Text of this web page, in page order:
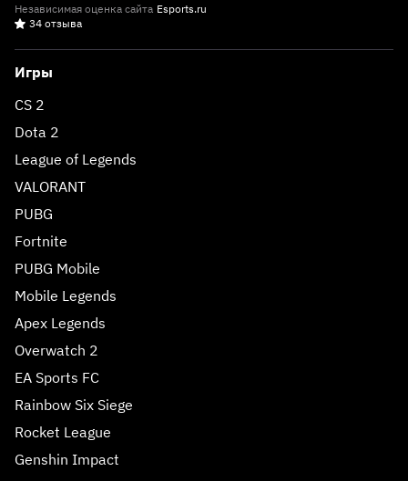
Независимая оценка сайта Esports.ru
34 отзыва
Игры
CS 2
Dota 2
League of Legends
VALORANT
PUBG
Fortnite
PUBG Mobile
Mobile Legends
Apex Legends
Overwatch 2
EA Sports FC
Rainbow Six Siege
Rocket League
Genshin Impact